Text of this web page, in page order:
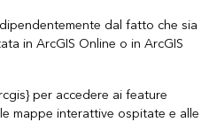
dal fatto che sia
in ArcGIS Online o in ArcGIS
per accedere ai feature
mappe interattive ospitate e alle